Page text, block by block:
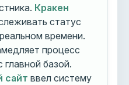
Кракен
статус
времени.
процесс
главной базой.
сайт ввел систему